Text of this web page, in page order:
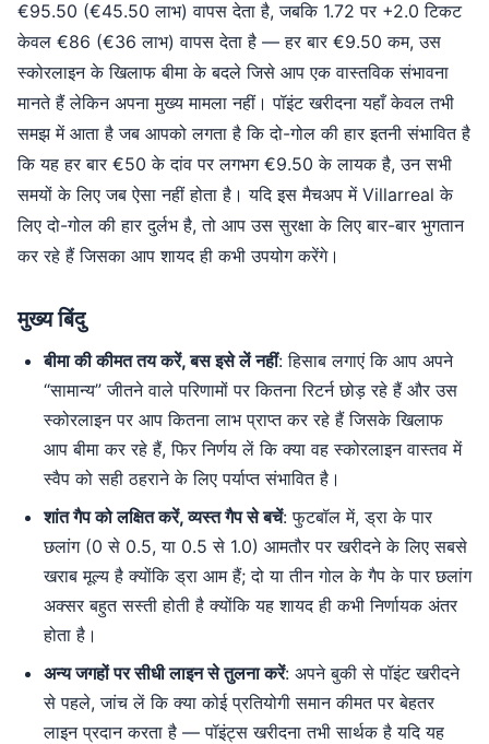
€95.50 (€45.50 लाभ) वापस देता है, जबकि 1.72 पर +2.0 टिकट
केवल €86 (€36 लाभ) वापस देता है — हर बार €9.50 कम, उस
स्कोरलाइन के खिलाफ बीमा के बदले जिसे आप एक वास्तविक संभावना
मानते हैं लेकिन अपना मुख्य मामला नहीं। पॉइंट खरीदना यहाँ केवल तभी
समझ में आता है जब आपको लगता है कि दो-गोल की हार इतनी संभावित है
कि यह हर बार €50 के दांव पर लगभग €9.50 के लायक है, उन सभी
समयों के लिए जब ऐसा नहीं होता है। यदि इस मैचअप में Villarreal के
लिए दो-गोल की हार दुर्लभ है, तो आप उस सुरक्षा के लिए बार-बार भुगतान
कर रहे हैं जिसका आप शायद ही कभी उपयोग करेंगे।
मुख्य बिंदु
बीमा की कीमत तय करें, बस इसे लें नहीं: हिसाब लगाएं कि आप अपने
“सामान्य” जीतने वाले परिणामों पर कितना रिटर्न छोड़ रहे हैं और उस
स्कोरलाइन पर आप कितना लाभ प्राप्त कर रहे हैं जिसके खिलाफ
आप बीमा कर रहे हैं, फिर निर्णय लें कि क्या वह स्कोरलाइन वास्तव में
स्वैप को सही ठहराने के लिए पर्याप्त संभावित है।
शांत गैप को लक्षित करें, व्यस्त गैप से बचें: फुटबॉल में, ड्रा के पार
छलांग (0 से 0.5, या 0.5 से 1.0) आमतौर पर खरीदने के लिए सबसे
खराब मूल्य है क्योंकि ड्रा आम हैं; दो या तीन गोल के गैप के पार छलांग
अक्सर बहुत सस्ती होती है क्योंकि यह शायद ही कभी निर्णायक अंतर
होता है।
अन्य जगहों पर सीधी लाइन से तुलना करें: अपने बुकी से पॉइंट खरीदने
से पहले, जांच लें कि क्या कोई प्रतियोगी समान कीमत पर बेहतर
लाइन प्रदान करता है — पॉइंट्स खरीदना तभी सार्थक है यदि यह